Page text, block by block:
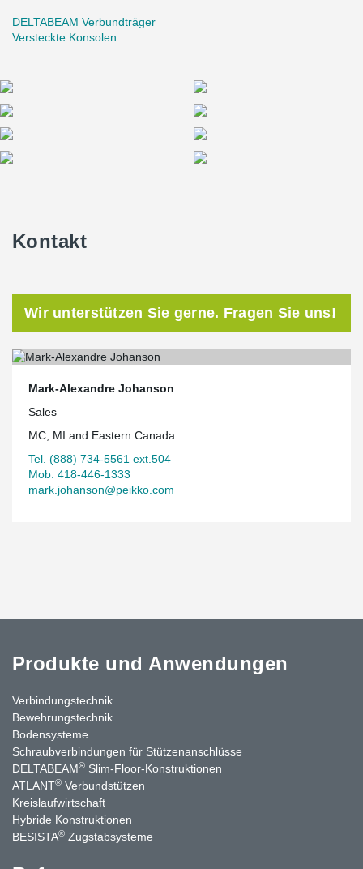
DELTABEAM Verbundträger
Versteckte Konsolen
Kontakt
Wir unterstützen Sie gerne. Fragen Sie uns!
Mark-Alexandre Johanson
Sales
MC, MI and Eastern Canada
Tel. (888) 734-5561 ext.504
Mob. 418-446-1333
mark.johanson@peikko.com
Produkte und Anwendungen
Verbindungstechnik
Bewehrungstechnik
Bodensysteme
Schraubverbindungen für Stützen­anschlüsse
DELTABEAM® Slim-Floor-Konstruktionen
ATLANT® Verbundstützen
Kreislaufwirtschaft
Hybride Konstruktionen
BESISTA® Zugstabsysteme